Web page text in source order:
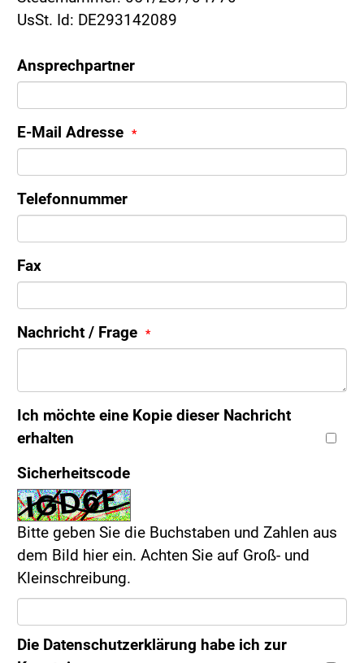
UsSt. Id: DE293142089
Ansprechpartner
E-Mail Adresse
Telefonnummer
Fax
Nachricht / Frage
Ich möchte eine Kopie dieser Nachricht
erhalten
Sicherheitscode
Bitte geben Sie die Buchstaben und Zahlen aus
dem Bild hier ein. Achten Sie auf Groß- und
Kleinschreibung.
Die Datenschutzerklärung habe ich zur